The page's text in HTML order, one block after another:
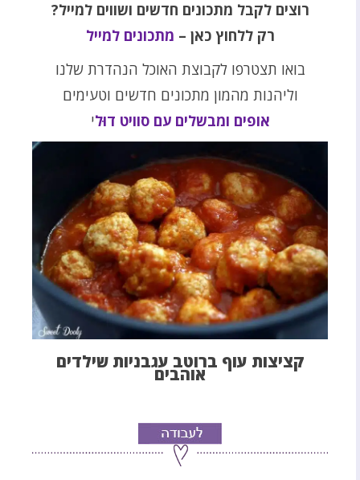
רוצים לקבל מתכונים חדשים ושווים למייל?
רק ללחוץ כאן – מתכונים למייל
בואו תצטרפו לקבוצת האוכל הנהדרת שלנו
וליהנות מהמון מתכונים חדשים וטעימים
אופים ומבשלים עם סוויט דוּלי
קציצות עוף ברוטב עגבניות שילדים
אוהבים